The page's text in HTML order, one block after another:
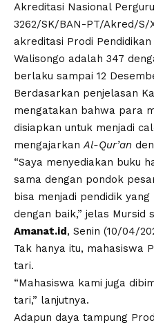
Akreditasi Nasional
3262/SK/BAN-PT/Akred/S/
akreditasi Prodi
Walisongo adalah 347
berlaku sampai 12
Berdasarkan penjelasan
mengatakan bahwa para
disiapkan untuk menjadi
mengajarkanAl-Qur’an
“Saya menyediakan buku
sama dengan pondok
bisa menjadi pendidik
dengan baik,” jelas
Amanat.id, Senin (10/04/
Tak hanya itu, mahasiswa
tari.
“Mahasiswa kami juga
tari,” lanjutnya.
Adapun daya tampung